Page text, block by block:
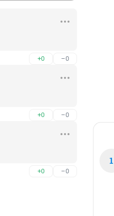
+0 –0
+0 –0
+0 –0
1